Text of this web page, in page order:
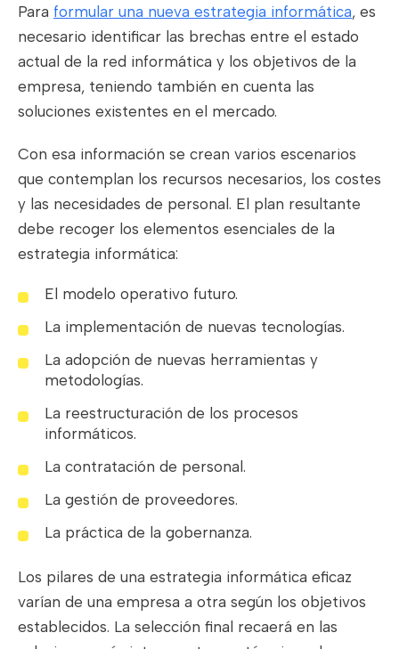
Para formular una nueva estrategia informática, es
necesario identificar las brechas entre el estado
actual de la red informática y los objetivos de la
empresa, teniendo también en cuenta las
soluciones existentes en el mercado.
Con esa información se crean varios escenarios
que contemplan los recursos necesarios, los costes
y las necesidades de personal. El plan resultante
debe recoger los elementos esenciales de la
estrategia informática:
El modelo operativo futuro.
La implementación de nuevas tecnologías.
La adopción de nuevas herramientas y
metodologías.
La reestructuración de los procesos
informáticos.
La contratación de personal.
La gestión de proveedores.
La práctica de la gobernanza.
Los pilares de una estrategia informática eficaz
varían de una empresa a otra según los objetivos
establecidos. La selección final recaerá en las